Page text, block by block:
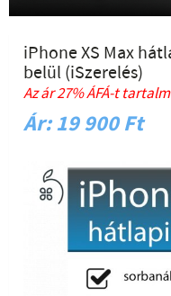
iPhone XS Max
belül (iSzerelés)
Az ár 27% ÁFÁ-t
Ár: 19 900 Ft